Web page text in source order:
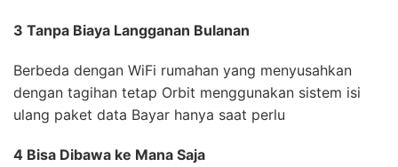
3 Tanpa Biaya Langganan Bulanan
Berbeda dengan WiFi rumahan yang menyusahkan
dengan tagihan tetap Orbit menggunakan sistem isi
ulang paket data Bayar hanya saat perlu
4 Bisa Dibawa ke Mana Saja